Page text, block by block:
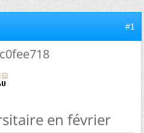
#1
en février